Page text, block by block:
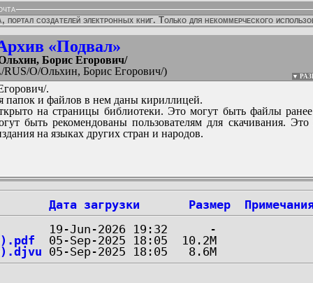
портал создателей электронных книг. Только для некоммерческого
«Подвал»
Борис Егорович/
O/Ольхин, Борис Егорович/)
▼
.
папок и файлов в нем даны кириллицей.
на страницы библиотеки. Это могут быть файлы ранее
быть рекомендованы пользователям для скачивания.
на языках других стран и народов.
Дата загрузки Размер